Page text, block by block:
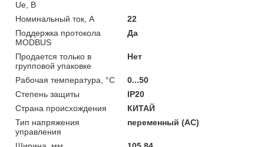
Ue, В
Номинальный ток, А
22
Поддержка протокола
MODBUS
Да
Продается только в
групповой упаковке
Нет
Рабочая температура, °C
0...50
Степень защиты
IP20
Страна происхождения
КИТАЙ
Тип напряжения
управления
переменный (АС)